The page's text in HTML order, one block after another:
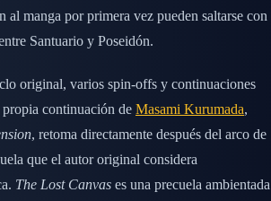
al manga por primera vez pueden saltarse con
Santuario y Poseidón.
original, varios spin-offs y continuaciones
continuación de Masami Kurumada,
, retoma directamente después del arco de
que el autor original considera
The Lost Canvas es una precuela ambientada